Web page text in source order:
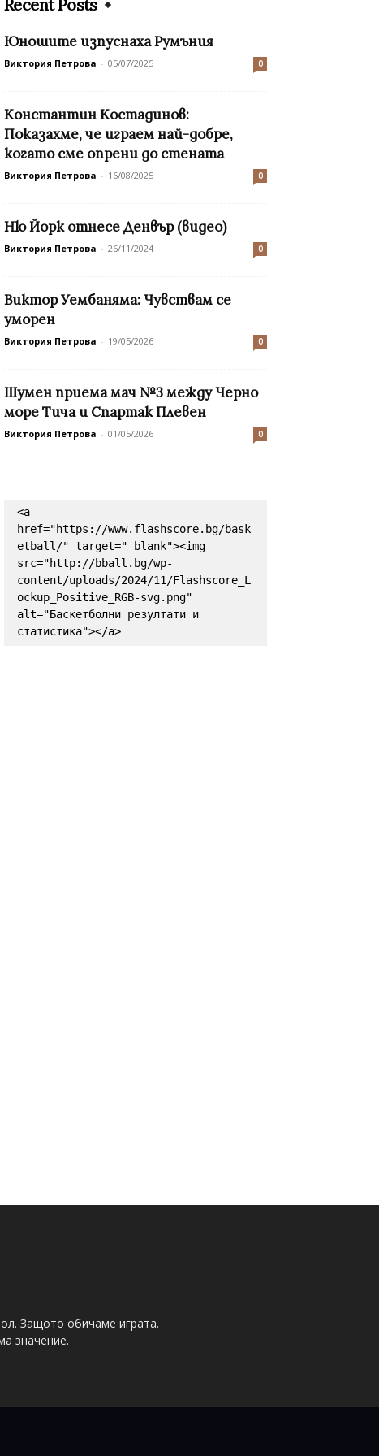
Recent Posts
Юношите изпуснаха Румъния
Виктория Петрова - 05/07/2025 0
Константин Костадинов:
Показахме, че играем най-добре,
когато сме опрени до стената
Виктория Петрова - 16/08/2025 0
Ню Йорк отнесе Денвър (видео)
Виктория Петрова - 26/11/2024 0
Виктор Уембаняма: Чувствам се
уморен
Виктория Петрова - 19/05/2026 0
Шумен приема мач №3 между Черно
море Тича и Спартак Плевен
Виктория Петрова - 01/05/2026 0
<a
href="https://www.flashscore.bg/bask
etball/" target="_blank"><img
src="http://bball.bg/wp-
content/uploads/2024/11/Flashscore_L
ockup_Positive_RGB-svg.png"
alt="Баскетболни резултати и
статистика"></a>
Защото обичаме играта.
значение.